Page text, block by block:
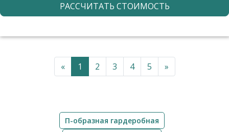
РАССЧИТАТЬ СТОИМОСТЬ
« 1 2 3 4 5 »
П-образная гардеробная